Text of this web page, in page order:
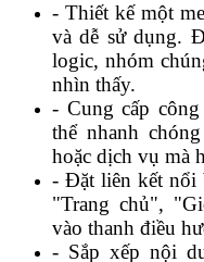
- Thiết kế một
và dễ sử dụng.
logic, nhóm
nhìn thấy.
- Cung cấp
thể nhanh
hoặc dịch vụ mà
- Đặt liên kết nổi
"Trang chủ",
vào thanh điều
- Sắp xếp nội